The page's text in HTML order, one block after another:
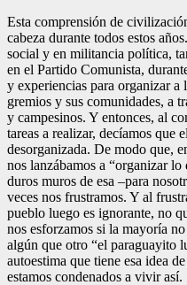
Esta comprensión de
cabeza durante todos estos
social y en militancia política,
en el Partido Comunista,
y experiencias para organizar a
gremios y sus comunidades, a
y campesinos. Y entonces, al
tareas a realizar, decíamos que
desorganizada. De modo que,
nos lanzábamos a “organizar
duros muros de esa –para
veces nos frustramos. Y al
pueblo luego es ignorante, no
nos esforzamos si la mayoría
algún que otro “el paraguayito
autoestima que tiene esa idea
estamos condenados a vivir así.